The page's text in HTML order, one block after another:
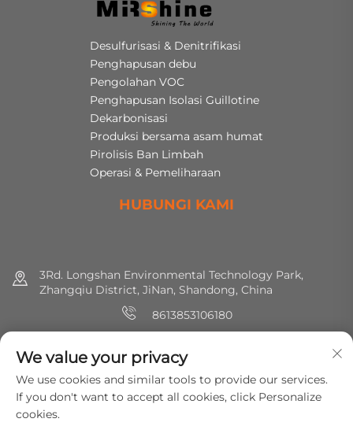
Desulfurisasi & Denitrifikasi
Penghapusan debu
Pengolahan VOC
Penghapusan Isolasi Guillotine
Dekarbonisasi
Produksi bersama asam humat
Pirolisis Ban Limbah
Operasi & Pemeliharaan
HUBUNGI KAMI
3Rd. Longshan Environmental Technology Park,
Zhangqiu District, JiNan, Shandong, China
8613853106180
[email protected]
We value your privacy
We use cookies and similar tools to provide our services.
If you don't want to accept all cookies, click Personalize
cookies.